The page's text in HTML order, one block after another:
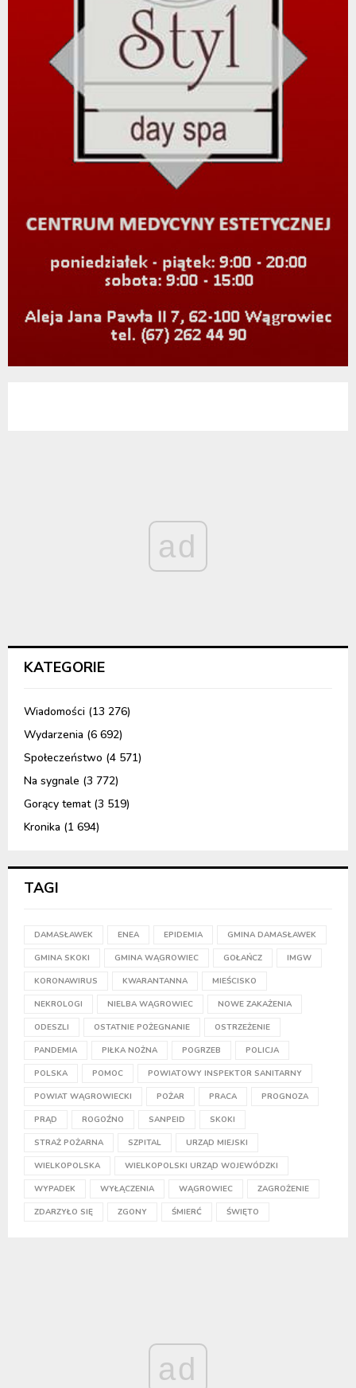
ad
KATEGORIE
Wiadomości (13 276)
Wydarzenia (6 692)
Społeczeństwo (4 571)
Na sygnale (3 772)
Gorący temat(3 519)
Kronika (1 694)
TAGI
DAMASŁAWEK ENEA EPIDEMIA GMINA DAMASŁAWEK
GMINA SKOKI GMINA WĄGROWIEC GOŁAŃCZ IMGW
KORONAWIRUS KWARANTANNA MIEŚCISKO
NEKROLOGI NIELBA WĄGROWIEC NOWE ZAKAŻENIA
ODESZLI OSTATNIE POŻEGNANIE OSTRZEŻENIE
PANDEMIA PIŁKA NOŻNA POGRZEB POLICJA
POLSKA POMOC POWIATOWY INSPEKTOR SANITARNY
POWIAT WĄGROWIECKI POŻAR PRACA PROGNOZA
PRĄD ROGOŹNO SANPEID SKOKI
STRAŻ POŻARNA SZPITAL URZĄD MIEJSKI
WIELKOPOLSKA WIELKOPOLSKI URZĄD WOJEWÓDZKI
WYPADEK WYŁĄCZENIA WĄGROWIEC ZAGROŻENIE
ZDARZYŁO SIĘ ZGONY ŚMIERĆ ŚWIĘTO
ad